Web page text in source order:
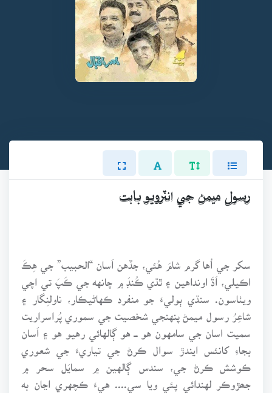
رسول ميمڻ جي انٽرويو بابت
سکر جي اُها گرم شامَ هُئي، جڏهن اَسان “الحبيب” جي هِڪَ
اڪيلي، اَڌَ اونداهين ۽ ٿڌي ڪُنڊَ ۾ چانهه جي ڪَپَ تي اچي
ويٺاسون. سنڌي ٻوليءَ جو منفرد ڪهاڻيڪار، ناولنِگار ۽
شاعِرُ رسول ميمڻ پنهنجي شخصيت جي سموري پُراسراريت
سميت اسان جي سامهون هو ـــ هو ڳالهائي رهيو هو ۽ اَسان
بجاءِ کانئس ايندڙ سوال ڪرڻ جي تياريءَ جي شعوري
ڪوشش ڪرڻ جي، سندس ڳالهين ۾ سمايَل سحر ۾
جھڙوڪر لهندائي پئي ويا سي.... هيءَ ڪچهري اڃان به